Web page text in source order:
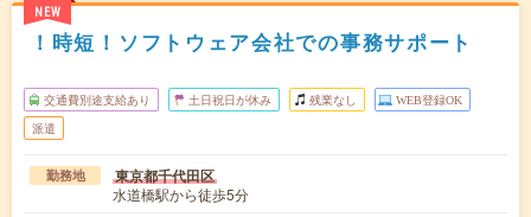
NEW
！時短！ソフトウェア会社での事務サポート
交通費別途支給あり 土日祝日が休み 残業なし WEB登録OK
派遣
勤務地 東京都千代田区
水道橋駅から徒歩5分